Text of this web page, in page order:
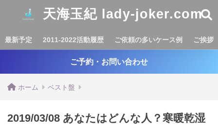
天海玉紀 lady-joker.com
最新予定 2011-2022活動履歴 ご依頼の多いケース例 ご挨拶
ご予約・お問い合わせ
ホーム ベスト盤
2019/03/08 あなたはどんな人？寒暖乾湿